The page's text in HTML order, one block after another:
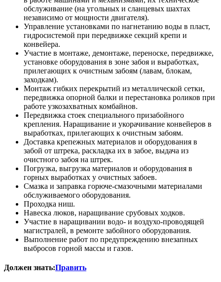
обслуживание (на угольных и сланцевых шахтах
независимо от мощности двигателя).
Управление установками по нагнетанию воды в пласт,
гидросистемой при передвижке секций крепи и
конвейера.
Участие в монтаже, демонтаже, переноске, передвижке,
установке оборудования в зоне забоя и выработках,
прилегающих к очистным забоям (лавам, блокам,
заходкам).
Монтаж гибких перекрытий из металлической сетки,
передвижка опорной балки и перестановка роликов при
работе узкозахватных комбайнов.
Передвижка стоек специального призабойного
крепления. Наращивание и укорачивание конвейеров в
выработках, прилегающих к очистным забоям.
Доставка крепежных материалов и оборудования в
забой от штрека, раскладка их в забое, выдача из
очистного забоя на штрек.
Погрузка, выгрузка материалов и оборудования в
горных выработках у очистных забоев.
Смазка и заправка горюче-смазочными материалами
обслуживаемого оборудования.
Проходка ниш.
Навеска люков, наращивание срубовых ходков.
Участие в наращивании водо- и воздухо-проводящей
магистралей, в ремонте забойного оборудования.
Выполнение работ по предупреждению внезапных
выбросов горной массы и газов.
Должен знать:Править